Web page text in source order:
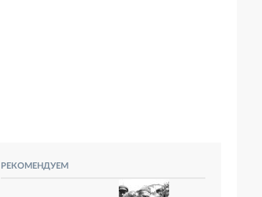
РЕКОМЕНДУЕМ